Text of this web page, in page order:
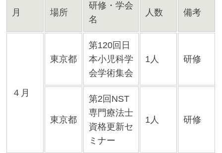
月 場所
研修・学会
名
人数 備考
４月
東京都
第120回日
本小児科学
会学術集会
1人 研修
東京都
第2回NST
専門療法士
資格更新セ
ミナー
1人 研修